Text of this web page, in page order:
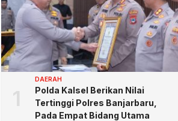
1
DAERAH
Polda Kalsel Berikan Nilai
Tertinggi Polres Banjarbaru,
Pada Empat Bidang Utama